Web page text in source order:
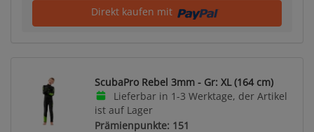
Direkt kaufen mit
ScubaPro Rebel 3mm - Gr: XL (164 cm)
Lieferbar in 1-3 Werktage, der Artikel
ist auf Lager
Prämienpunkte: 151